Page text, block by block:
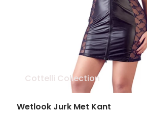
Cottelli Collection
Wetlook Jurk Met Kant